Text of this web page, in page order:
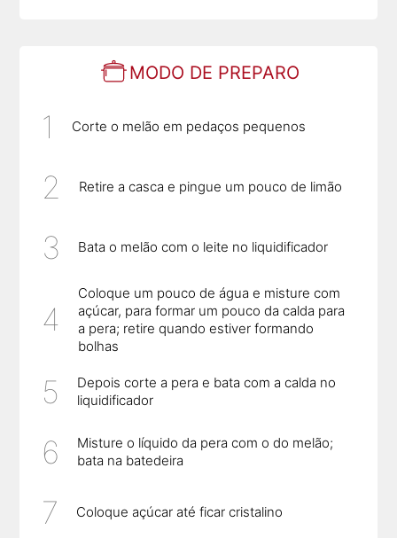
MODO DE PREPARO
Corte o melão em pedaços pequenos
Retire a casca e pingue um pouco de limão
Bata o melão com o leite no liquidificador
Coloque um pouco de água e misture com
açúcar, para formar um pouco da calda para
a pera; retire quando estiver formando
bolhas
Depois corte a pera e bata com a calda no
liquidificador
Misture o líquido da pera com o do melão;
bata na batedeira
Coloque açúcar até ficar cristalino